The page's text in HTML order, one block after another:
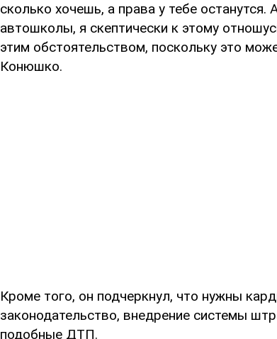
сколько хочешь, а права у тебе останутся.
автошколы, я скептически к этому
этим обстоятельством, поскольку это
Конюшко.
Кроме того, он подчеркнул, что нужны
законодательство, внедрение системы
подобные ДТП.